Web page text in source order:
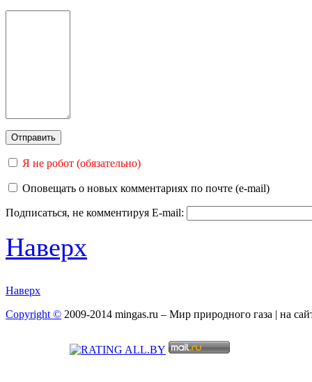
Я не робот (обязательно)
Оповещать о новых комментариях по почте (e-mail)
Подписаться, не комментируя E-mail:
Наверх
Наверх
Copyright © 2009-2014 mingas.ru – Мир природного газа | на